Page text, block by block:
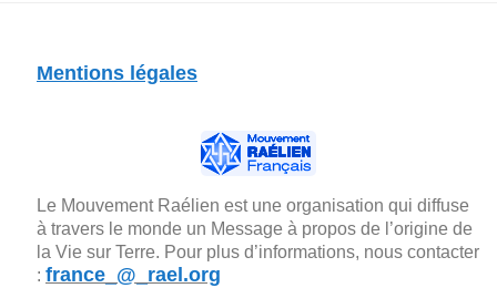
Mentions légales
Le Mouvement Raélien est une organisation qui diffuse
à travers le monde un Message à propos de l’origine de
la Vie sur Terre. Pour plus d’informations, nous contacter
: france_@_rael.org